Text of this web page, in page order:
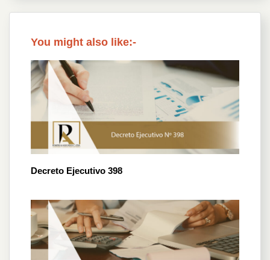
You might also like:-
Decreto Ejecutivo 398